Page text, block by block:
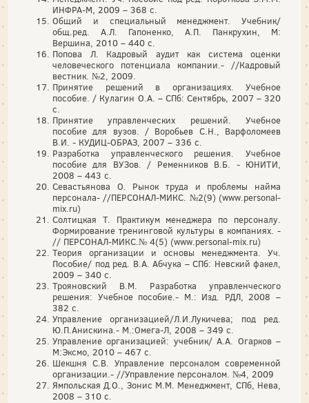
ИНФРА-М, 2009 – 368 с.
Общий и специальный менеджмент. Учебник/
общ.ред. А.Л. Гапоненко, А.П. Панкрухин, М:
Вершина, 2010 – 440 с.
Попова Л. Кадровый аудит как система оценки
человеческого потенциала компании.- //Кадровый
вестник. №2, 2009.
Принятие решений в организациях. Учебное
пособие. / Кулагин О.А. – СПб: Сентябрь, 2007 – 320
с.
Принятие управленческих решений. Учебное
пособие для вузов. / Воробьев С.Н., Варфоломеев
В.И. - КУДИЦ-ОБРАЗ, 2007 – 336 с.
Разработка управленческого решения. Учебное
пособие для ВУЗов. / Ременников В.Б. - ЮНИТИ,
2008 – 443 с.
Севастьянова О. Рынок труда и проблемы найма
персонала- //ПЕРСОНАЛ-МИКС. №2(9) (www.personal-
mix.ru)
Солтицкая Т. Практикум менеджера по персоналу.
Формирование тренинговой культуры в компаниях. -
// ПЕРСОНАЛ-МИКС.№ 4(5) (www.personal-mix.ru)
Теория организации и основы менеджмента. Уч.
Пособие/ под ред. В.А. Абчука – СПб: Невский факел,
2009 – 340 с.
Трояновский В.М. Разработка управленческого
решения: Учебное пособие.- М.: Изд. РДЛ, 2008 –
382 с.
Управление организацией/Л.И.Лукичева; под ред.
Ю.П.Анискина.- М.:Омега-Л, 2008 – 349 с.
Управление организацией: учебник/ А.А. Огарков –
М:Эксмо, 2010 – 467 с.
Шекшня С.В. Управление персоналом современной
организации.- //Управление персоналом. №4, 2009
Ямпольская Д.О., Зонис М.М. Менеджмент, СПб, Нева,
2008 – 310 с.